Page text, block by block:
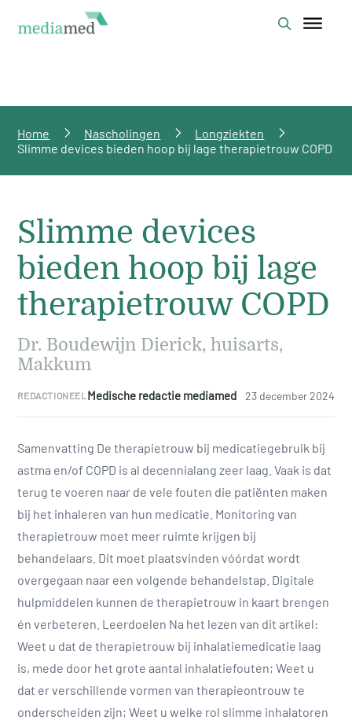
Home Nascholingen
Longziekten
Slimme devices bieden hoop bij lage therapietrouw COPD
Slimme devices
bieden hoop bij lage
therapietrouw COPD
Dr. Boudewijn Dierick, huisarts,
Makkum
REDACTIONEEL Medische redactie mediamed 23 december 2024
Samenvatting De therapietrouw bij medicatiegebruik bij
astma en/of COPD is al decennialang zeer laag. Vaak is dat
terug te voeren naar de vele fouten die patiënten maken
bij het inhaleren van hun medicatie. Monitoring van
therapietrouw moet meer ruimte krijgen bij
behandelaars. Dit moet plaatsvinden vóórdat wordt
overgegaan naar een volgende behandelstap. Digitale
hulpmiddelen kunnen de therapietrouw in kaart brengen
én verbeteren. Leerdoelen Na het lezen van dit artikel:
Weet u dat de therapietrouw bij inhalatiemedicatie laag
is, mede door het grote aantal inhalatiefouten; Weet u
dat er verschillende vormen van therapieontrouw te
onderscheiden zijn; Weet u welke rol slimme inhalatoren